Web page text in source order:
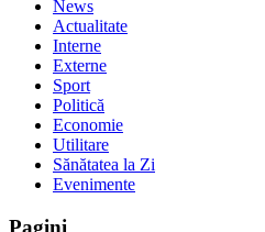
News
Actualitate
Interne
Externe
Sport
Politică
Economie
Utilitare
Sănătatea la Zi
Evenimente
Pagini